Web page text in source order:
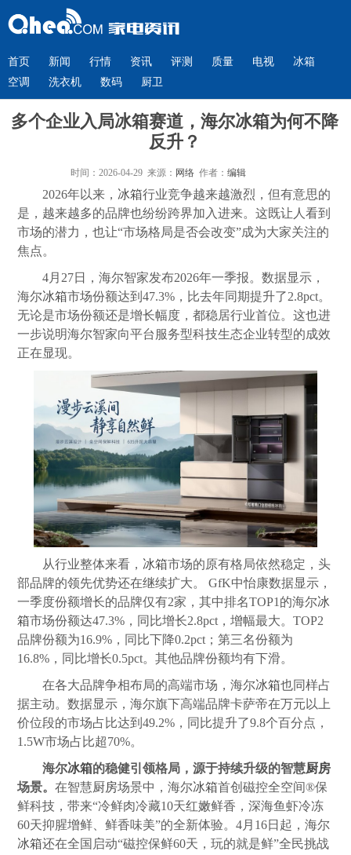
首页 新闻 行情 资讯 评测 质量 电视
冰箱
空调
洗衣机 数码 厨卫
多个企业入局冰箱赛道，海尔冰箱为何不降
反升？
时间：2026-04-29 来源： 网络作者： 编辑
2026年以来， 冰箱行业竞争越来越激烈，但有意思的
是，越来越多的品牌也纷纷跨界加入进来。这既让人看到
市场的潜力，也让“市场格局是否会改变”成为大家关注的
焦点。
4月27日，海尔智家发布2026年一季报。数据显示，
海尔冰箱市场份额达到47.3%，比去年同期提升了2.8pct。
无论是市场份额还是增长幅度，都稳居行业首位。这也进
一步说明海尔智家向平台服务型科技生态企业转型的成效
正在显现。
从行业整体来看， 冰箱市场的原有格局依然稳定，头
部品牌的领先优势还在继续扩大。 GfK中怡康数据显示，
一季度份额增长的品牌仅有2家，其中排名TOP1的海尔冰
箱市场份额达47.3%，同比增长2.8pct，增幅最大。TOP2
品牌份额为16.9%，同比下降0.2pct；第三名份额为
16.8%，同比增长0.5pct。其他品牌份额均有下滑。
在各大品牌争相布局的高端市场，海尔冰箱也同样占
据主动。数据显示，海尔旗下高端品牌卡萨帝在万元以上
价位段的市场占比达到49.2%，同比提升了9.8个百分点，
1.5W市场占比超70%。
海尔冰箱的稳健引领格局，源于持续升级的智慧厨房
场景。在智慧厨房场景中，海尔冰箱首创磁控全空间®保
鲜科技，带来“冷鲜肉冷藏10天红嫩鲜香，深海鱼虾冷冻
60天抑腥增鲜、鲜香味美”的全新体验。4月16日起，海尔
冰箱还在全国启动“磁控保鲜60天，玩的就是鲜”全民挑战